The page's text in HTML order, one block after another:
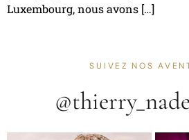
Luxembourg, nous avons […]
SUIVEZ NOS